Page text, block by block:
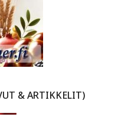
& ARTIKKELIT)